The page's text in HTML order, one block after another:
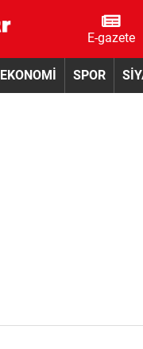
E-gazete
EKONOMİ SPOR